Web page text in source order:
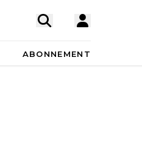
ABONNEMENT